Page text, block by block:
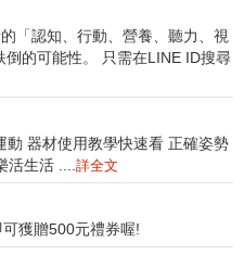
「認知、行動、營養、聽力、視
的可能性。 只需在LINE ID搜尋
動 器材使用教學快速看 正確姿勢
生活 .... 詳全文
獲贈500元禮券喔!